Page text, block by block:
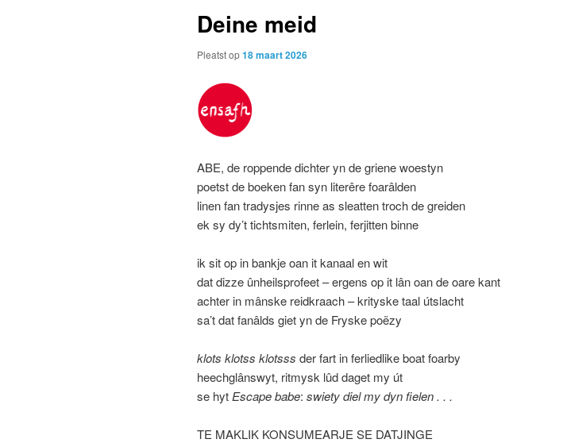
Deine meid
Pleatst op18 maart 2026
ABE, de roppende dichter yn de griene woestyn
poetst de boeken fan syn literêre foarâlden
linen fan tradysjes rinne as sleatten troch de greiden
ek sy dy’t tichtsmiten, ferlein, ferjitten binne
ik sit op in bankje oan it kanaal en wit
dat dizze ûnheilsprofeet – ergens op it lân oan de oare kant
achter in mânske reidkraach – krityske taal útslacht
sa’t dat fanâlds giet yn de Fryske poëzy
klots klotss klotsss der fart in ferliedlike boat foarby
heechglânswyt, ritmysk lûd daget my út
se hyt Escape babe: swiety diel my dyn fielen . . .
TE MAKLIK KONSUMEARJE SE DATJINGE